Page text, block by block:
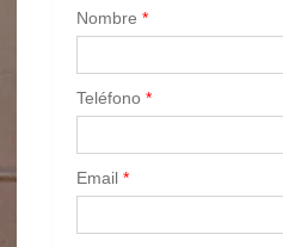
Nombre *
Teléfono *
Email *